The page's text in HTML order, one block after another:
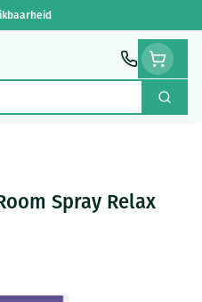
Zoek
Spray Relax